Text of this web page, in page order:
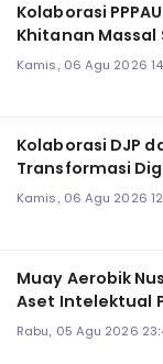
Kolaborasi
Khitanan Massal
Kamis, 06 Agu 2026
Kolaborasi DJP
Transformasi
Kamis, 06 Agu 2026
Muay Aerobik
Aset Intelektual
Rabu, 05 Agu 2026